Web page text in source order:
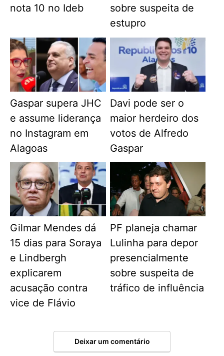
nota 10 no Ideb
sobre suspeita de
estupro
Gaspar supera JHC
e assume liderança
no Instagram em
Alagoas
Davi pode ser o
maior herdeiro dos
votos de Alfredo
Gaspar
Gilmar Mendes dá
15 dias para Soraya
e Lindbergh
explicarem
acusação contra
vice de Flávio
PF planeja chamar
Lulinha para depor
presencialmente
sobre suspeita de
tráfico de influência
Deixar um comentário